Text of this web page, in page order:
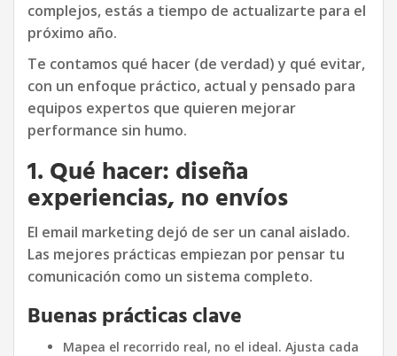
complejos, estás a tiempo de actualizarte para el
próximo año.
Te contamos qué hacer (de verdad) y qué evitar,
con un enfoque práctico, actual y pensado para
equipos expertos que quieren mejorar
performance sin humo.
1. Qué hacer: diseña
experiencias, no envíos
El email marketing dejó de ser un canal aislado.
Las mejores prácticas empiezan por pensar tu
comunicación como un sistema completo.
Buenas prácticas clave
Mapea el recorrido real, no el ideal. Ajusta cada